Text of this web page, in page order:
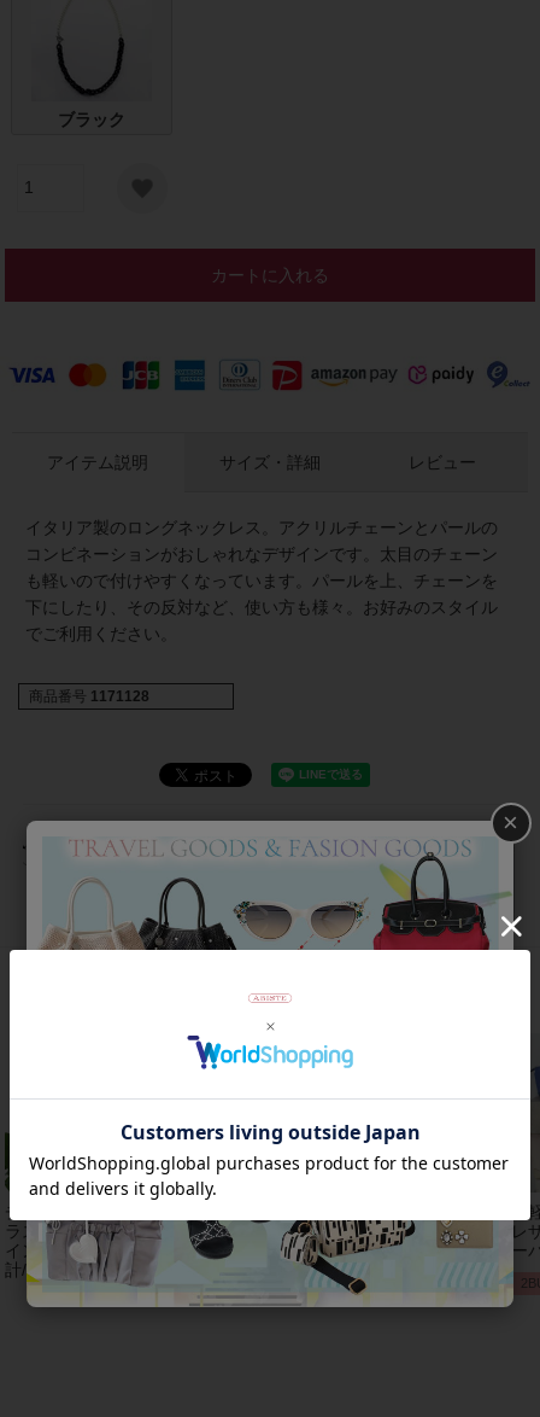
ブラック
カートに入れる
アイテム説明
イタリア製のロングネックレス。アクリルチェーンとパールの
コンビネーションがおしゃれなデザインです。太目のチェーン
も軽いので付けやすくなっています。パールを上、チェーンを
下にしたり、その反対など、使い方も様々。お好みのスタイル
でご利用ください。
サイズ・詳細 レビュー
商品番号 1171128
返品について
おすすめアイテム
チェコクリスタルガ
ラス立体リボンデザ
インベルト時
計/9240001
チ】イタリア製大ぶ
りイヤリン
ール×キュービック
ジルコニアフラワー
ネックレス/1021016
【
レ
ー
×